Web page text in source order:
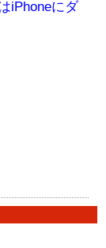
iPhoneにダ